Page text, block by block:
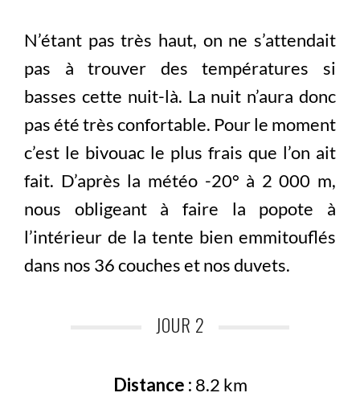
N’étant pas très haut, on ne s’attendait
pas à trouver des températures si
basses cette nuit-là. La nuit n’aura donc
pas été très confortable. Pour le moment
c’est le bivouac le plus frais que l’on ait
fait. D’après la météo -20° à 2 000 m,
nous obligeant à faire la popote à
l’intérieur de la tente bien emmitouflés
dans nos 36 couches et nos duvets.
JOUR 2
Distance : 8.2 km